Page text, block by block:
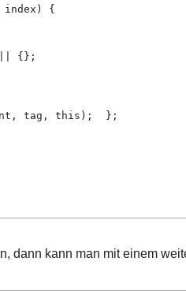
index) {
{};
tag, this);  };
dann kann man mit einem